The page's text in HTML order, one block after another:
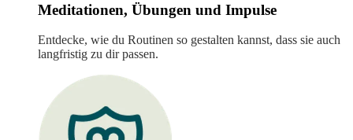
Meditationen, Übungen und Impulse
Entdecke, wie du Routinen so gestalten kannst, dass sie auch
langfristig zu dir passen.